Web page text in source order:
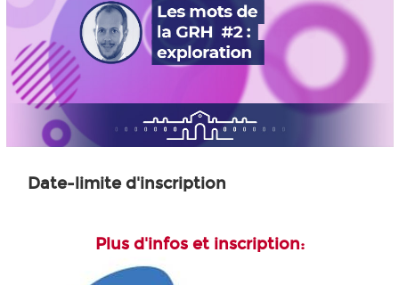
Date-limite d'inscription
Plus d'infos et inscription: